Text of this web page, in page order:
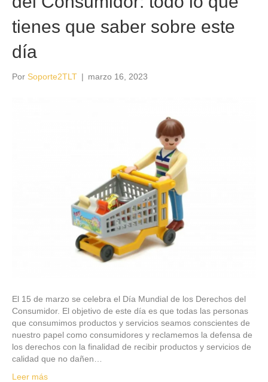
tienes que saber sobre este
día
Por Soporte2TLT | marzo 16, 2023
El 15 de marzo se celebra el Día Mundial de los Derechos del
Consumidor. El objetivo de este día es que todas las personas
que consumimos productos y servicios seamos conscientes de
nuestro papel como consumidores y reclamemos la defensa de
los derechos con la finalidad de recibir productos y servicios de
calidad que no dañen…
Leer más